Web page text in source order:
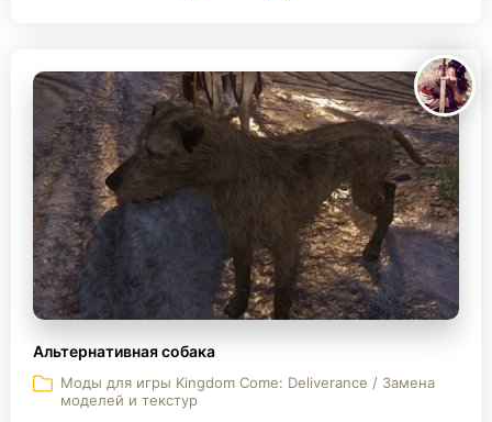
Альтернативная собака
Моды для игры Kingdom Come: Deliverance / Замена
моделей и текстур